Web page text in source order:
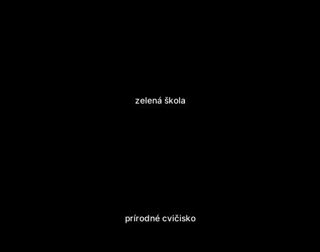
zelená škola
prírodné cvičisko